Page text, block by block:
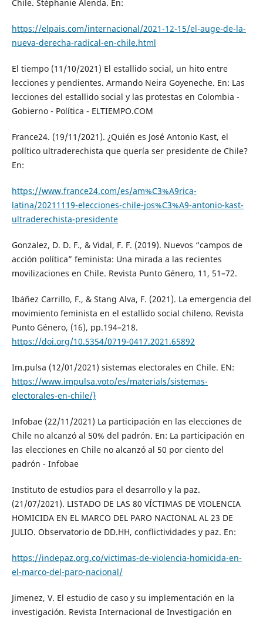
Chile. Stéphanie Alenda. En:
https://elpais.com/internacional/2021-12-15/el-auge-de-la-
nueva-derecha-radical-en-chile.html
El tiempo (11/10/2021) El estallido social, un hito entre
lecciones y pendientes. Armando Neira Goyeneche. En: Las
lecciones del estallido social y las protestas en Colombia -
Gobierno - Política - ELTIEMPO.COM
France24. (19/11/2021). ¿Quién es José Antonio Kast, el
político ultraderechista que quería ser presidente de Chile?
En:
https://www.france24.com/es/am%C3%A9rica-
latina/20211119-elecciones-chile-jos%C3%A9-antonio-kast-
ultraderechista-presidente
Gonzalez, D. D. F., & Vidal, F. F. (2019). Nuevos “campos de
acción política” feminista: Una mirada a las recientes
movilizaciones en Chile. Revista Punto Género, 11, 51–72.
Ibáñez Carrillo, F., & Stang Alva, F. (2021). La emergencia del
movimiento feminista en el estallido social chileno. Revista
Punto Género, (16), pp.194–218.
https://doi.org/10.5354/0719-0417.2021.65892
Im.pulsa (12/01/2021) sistemas electorales en Chile. EN:
https://www.impulsa.voto/es/materials/sistemas-
electorales-en-chile/}
Infobae (22/11/2021) La participación en las elecciones de
Chile no alcanzó al 50% del padrón. En: La participación en
las elecciones en Chile no alcanzó al 50 por ciento del
padrón - Infobae
Instituto de estudios para el desarrollo y la paz.
(21/07/2021). LISTADO DE LAS 80 VÍCTIMAS DE VIOLENCIA
HOMICIDA EN EL MARCO DEL PARO NACIONAL AL 23 DE
JULIO. Observatorio de DD.HH, conflictividades y paz. En:
https://indepaz.org.co/victimas-de-violencia-homicida-en-
el-marco-del-paro-nacional/
Jimenez, V. El estudio de caso y su implementación en la
investigación. Revista Internacional de Investigación en